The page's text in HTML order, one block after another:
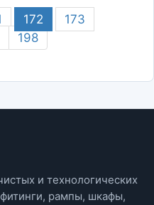
172
173
198
и технологических
фитинги, рампы, шкафы,